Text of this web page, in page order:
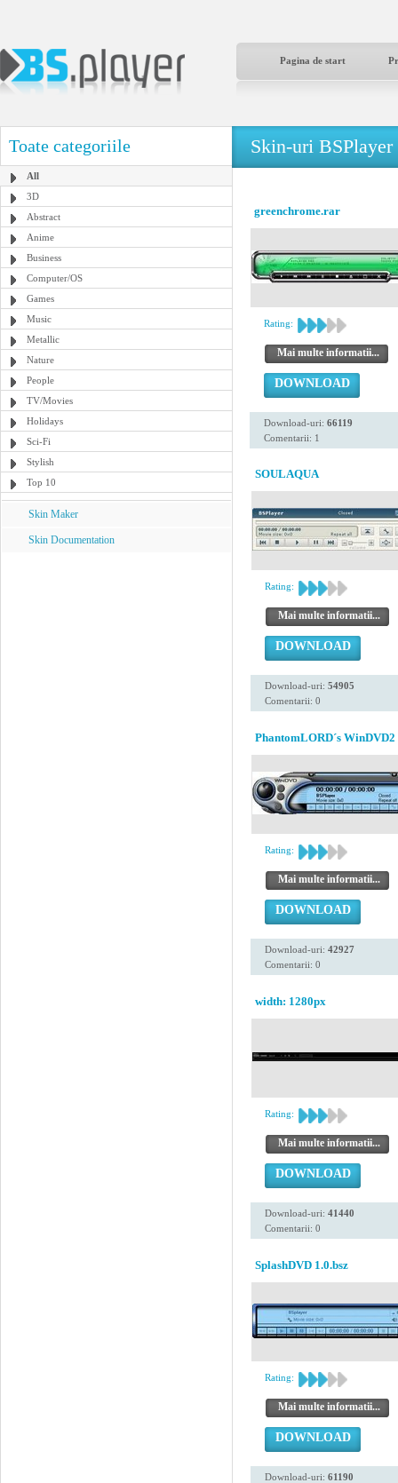
Pagina de start
Toate categoriile
All
3D
Abstract
Anime
Business
Computer/OS
Games
Music
Metallic
Nature
People
TV/Movies
Holidays
Sci-Fi
Stylish
Top 10
Skin Maker
Skin Documentation
Skin-uri BSPlayer
greenchrome.rar
Rating:
Mai multe informatii...
DOWNLOAD
Download-uri: 66119
Comentarii: 1
SOULAQUA
Rating:
Mai multe informatii...
DOWNLOAD
Download-uri: 54905
Comentarii: 0
PhantomLORD´s WinDVD2
Rating:
Mai multe informatii...
DOWNLOAD
Download-uri: 42927
Comentarii: 0
width: 1280px
Rating:
Mai multe informatii...
DOWNLOAD
Download-uri: 41440
Comentarii: 0
SplashDVD 1.0.bsz
Rating:
Mai multe informatii...
DOWNLOAD
Download-uri: 61190